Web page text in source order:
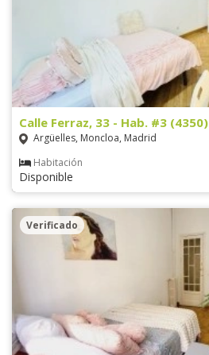
Calle Ferraz, 33 - Hab. #3 (4350)
Argüelles, Moncloa, Madrid
Habitación
Disponible
Verificado